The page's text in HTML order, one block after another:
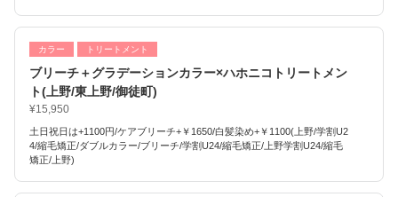
カラー トリートメント
ブリーチ＋グラデーションカラー×ハホニコトリートメン
ト(上野/東上野/御徒町)
¥15,950
土日祝日は+1100円/ケアブリーチ+￥1650/白髪染め+￥1100(上野/学割U2
4/縮毛矯正/ダブルカラー/ブリーチ/学割U24/縮毛矯正/上野学割U24/縮毛
矯正/上野)